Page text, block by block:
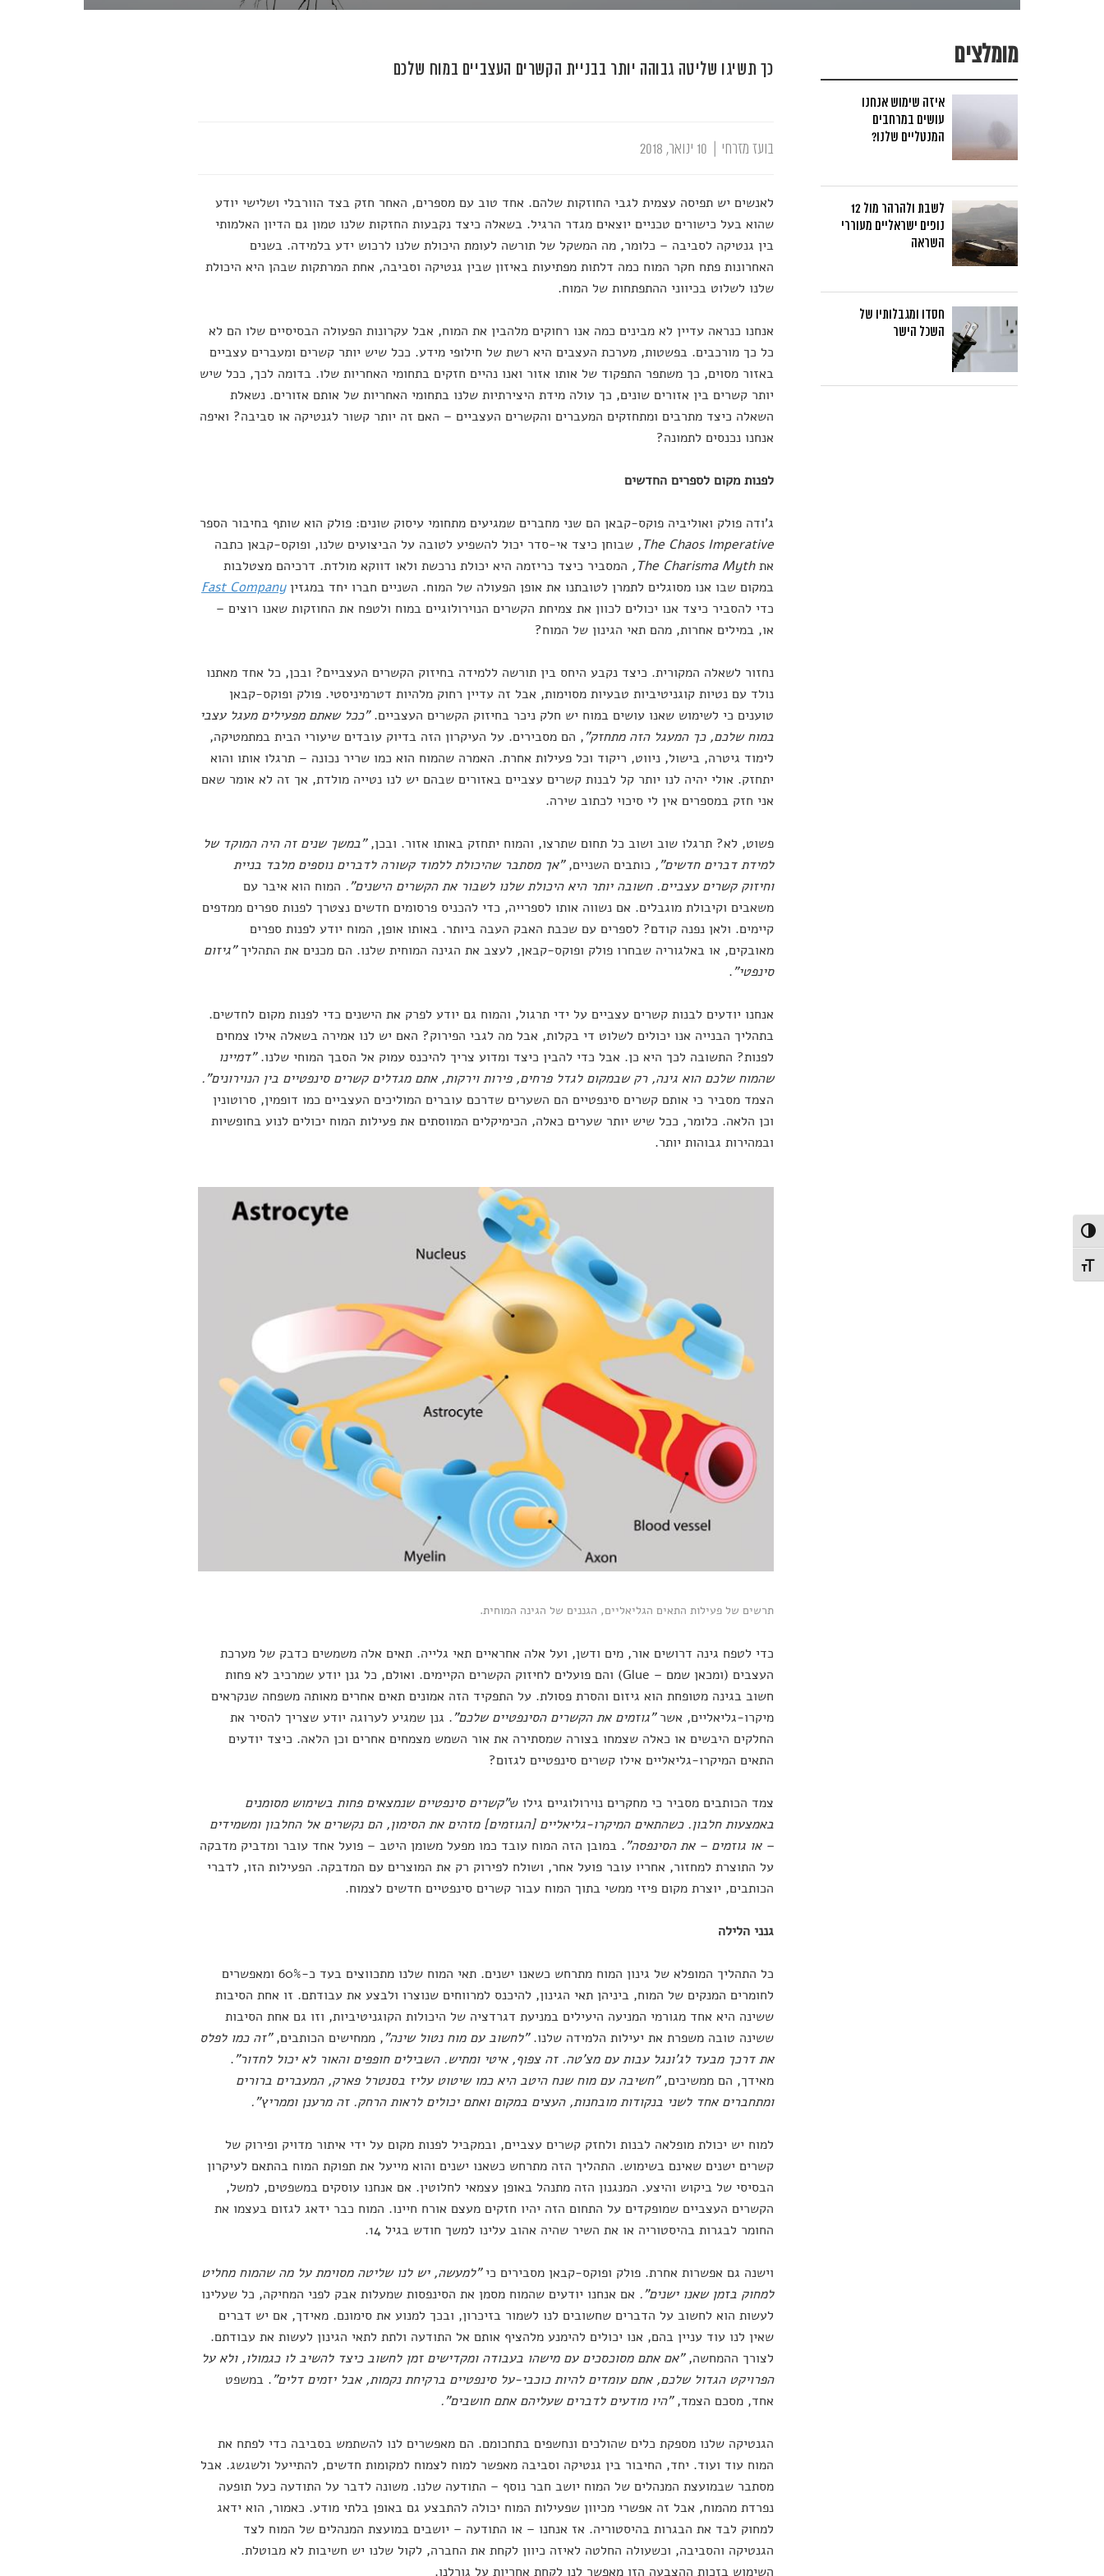
הפעל/כבה ניגודיות גבוהה
מתג גודל גופן
כך תשיגו שליטה גבוהה יותר בבניית הקשרים העצביים במוח שלכם
בועז מזרחי
לאנשים יש תפיסה עצמית לגבי החוזקות שלהם. אחד טוב עם מספרים, האחר חזק בצד הוורבלי ושלישי יודע
שהוא בעל כישורים טכניים יוצאים מגדר הרגיל. בשאלה כיצד נקבעות החזקות שלנו טמון גם הדיון האלמותי
בין גנטיקה לסביבה – כלומר, מה המשקל של תורשה לעומת היכולת שלנו לרכוש ידע בלמידה. בשנים
האחרונות פתח חקר המוח כמה דלתות מפתיעות באיזון שבין גנטיקה וסביבה, אחת המרתקות שבהן היא היכולת
שלנו לשלוט בכיווני ההתפתחות של המוח.
אנחנו כנראה עדיין לא מבינים כמה אנו רחוקים מלהבין את המוח, אבל עקרונות הפעולה הבסיסיים שלו הם לא
כל כך מורכבים. בפשטות, מערכת העצבים היא רשת של חילופי מידע. ככל שיש יותר קשרים ומעברים עצביים
באזור מסוים, כך משתפר התפקוד של אותו אזור ואנו נהיים חזקים בתחומי האחריות שלו. בדומה לכך, ככל שיש
יותר קשרים בין אזורים שונים, כך עולה מידת היצירתיות שלנו בתחומי האחריות של אותם אזורים. נשאלת
השאלה כיצד מתרבים ומתחזקים המעברים והקשרים העצביים – האם זה יותר קשור לגנטיקה או סביבה? ואיפה
אנחנו נכנסים לתמונה?
לפנות מקום לספרים החדשים
ג'ודה פולק ואוליביה פוקס-קבאן הם שני מחברים שמגיעים מתחומי עיסוק שונים: פולק הוא שותף בחיבור הספר
The Chaos Imperative, שבוחן כיצד אי-סדר יכול להשפיע לטובה על הביצועים שלנו, ופוקס-קבאן כתבה
אתThe Charisma Myth
, המסביר כיצד כריזמה היא יכולת נרכשת ולאו דווקא מולדת. דרכיהם מצטלבות
במקום שבו אנו מסוגלים לתמרן לטובתנו את אופן הפעולה של המוח. השניים חברו יחד במגזיןFast Company
כדי להסביר כיצד אנו יכולים לכוון את צמיחת הקשרים הנוירולוגיים במוח ולטפח את החוזקות שאנו רוצים –
או, במילים אחרות, מהם תאי הגינון של המוח?
נחזור לשאלה המקורית. כיצד נקבע היחס בין תורשה ללמידה בחיזוק הקשרים העצביים? ובכן, כל אחד מאתנו
נולד עם נטיות קוגניטיביות טבעיות מסוימות, אבל זה עדיין רחוק מלהיות דטרמיניסטי. פולק ופוקס-קבאן
טוענים כי לשימוש שאנו עושים במוח יש חלק ניכר בחיזוק הקשרים העצביים."ככל שאתם מפעילים מעגל עצבי
במוח שלכם, כך המעגל הזה מתחזק", הם מסבירים. על העיקרון הזה בדיוק עובדים שיעורי הבית במתמטיקה,
לימוד גיטרה, בישול, ניווט, ריקוד וכל פעילות אחרת. האמרה שהמוח הוא כמו שריר נכונה – תרגלו אותו והוא
יתחזק. אולי יהיה לנו יותר קל לבנות קשרים עצביים באזורים שבהם יש לנו נטייה מולדת, אך זה לא אומר שאם
אני חזק במספרים אין לי סיכוי לכתוב שירה.
פשוט, לא? תרגלו שוב ושוב כל תחום שתרצו, והמוח יתחזק באותו אזור. ובכן,"במשך שנים זה היה המוקד של
למידת דברים חדשים", כותבים השניים,"אך מסתבר שהיכולת ללמוד קשורה לדברים נוספים מלבד בניית
וחיזוק קשרים עצביים. חשובה יותר היא היכולת שלנו לשבור את הקשרים הישנים". המוח הוא איבר עם
משאבים וקיבולת מוגבלים. אם נשווה אותו לספרייה, כדי להכניס פרסומים חדשים נצטרך לפנות ספרים ממדפים
קיימים. ולאן נפנה קודם? לספרים עם שכבת האבק העבה ביותר. באותו אופן, המוח יודע לפנות ספרים
מאובקים, או באלגוריה שבחרו פולק ופוקס-קבאן, לעצב את הגינה המוחית שלנו. הם מכנים את התהליך"גיזום
סינפטי".
אנחנו יודעים לבנות קשרים עצביים על ידי תרגול, והמוח גם יודע לפרק את הישנים כדי לפנות מקום לחדשים.
בתהליך הבנייה אנו יכולים לשלוט די בקלות, אבל מה לגבי הפירוק? האם יש לנו אמירה בשאלה אילו צמחים
לפנות? התשובה לכך היא כן. אבל כדי להבין כיצד ומדוע צריך להיכנס עמוק אל הסבך המוחי שלנו."דמיינו
שהמוח שלכם הוא גינה, רק שבמקום לגדל פרחים, פירות וירקות, אתם מגדלים קשרים סינפטיים בין הנוירונים".
הצמד מסביר כי אותם קשרים סינפטיים הם השערים שדרכם עוברים המוליכים העצביים כמו דופמין, סרוטונין
וכן הלאה. כלומר, ככל שיש יותר שערים כאלה, הכימיקלים המווסתים את פעילות המוח יכולים לנוע בחופשיות
ובמהירות גבוהות יותר.
תרשים של פעילות התאים הגליאליים, הגננים של הגינה המוחית.
כדי לטפח גינה דרושים אור, מים ודשן, ועל אלה אחראיים תאי גלייה. תאים אלה משמשים כדבק של מערכת
העצבים (ומכאן שמם – Glue) והם פועלים לחיזוק הקשרים הקיימים. ואולם, כל גנן יודע שמרכיב לא פחות
חשוב בגינה מטופחת הוא גיזום והסרת פסולת. על התפקיד הזה אמונים תאים אחרים מאותה משפחה שנקראים
מיקרו-גליאליים, אשר"גוזמים את הקשרים הסינפטיים שלכם". גנן שמגיע לערוגה יודע שצריך להסיר את
החלקים היבשים או כאלה שצמחו בצורה שמסתירה את אור השמש מצמחים אחרים וכן הלאה. כיצד יודעים
התאים המיקרו-גליאליים אילו קשרים סינפטיים לגזום?
צמד הכותבים מסביר כי מחקרים נוירולוגיים גילו ש"קשרים סינפטיים שנמצאים פחות בשימוש מסומנים
באמצעות חלבון. כשהתאים המיקרו-גליאליים [הגוזמים] מזהים את הסימון, הם נקשרים אל החלבון ומשמידים
– או גוזמים – את הסינפסה". במובן הזה המוח עובד כמו מפעל משומן היטב – פועל אחד עובר ומדביק מדבקה
על התוצרת למחזור, אחריו עובר פועל אחר, ושולח לפירוק רק את המוצרים עם המדבקה. הפעילות הזו, לדברי
הכותבים, יוצרת מקום פיזי ממשי בתוך המוח עבור קשרים סינפטיים חדשים לצמוח.
גנני הלילה
כל התהליך המופלא של גינון המוח מתרחש כשאנו ישנים. תאי המוח שלנו מתכווצים בעד כ-60% ומאפשרים
לחומרים המנקים של המוח, ביניהן תאי הגינון, להיכנס למרווחים שנוצרו ולבצע את עבודתם. זו אחת הסיבות
ששינה היא אחד מגורמי המניעה היעילים במניעת דגרדציה של היכולות הקוגניטיביות, וזו גם אחת הסיבות
ששינה טובה משפרת את יעילות הלמידה שלנו."לחשוב עם מוח נטול שינה", ממחישים הכותבים,"זה כמו לפלס
את דרכך מבעד לג'ונגל עבות עם מצ'טה. זה צפוף, איטי ומתיש. השבילים חופפים והאור לא יכול לחדור".
מאידך, הם ממשיכים,"חשיבה עם מוח שנח היטב היא כמו שיטוט עליז בסנטרל פארק, המעברים ברורים
ומתחברים אחד לשני בנקודות מובחנות, העצים במקום ואתם יכולים לראות הרחק. זה מרענן וממריץ".
למוח יש יכולת מופלאה לבנות ולחזק קשרים עצביים, ובמקביל לפנות מקום על ידי איתור מדויק ופירוק של
קשרים ישנים שאינם בשימוש. התהליך הזה מתרחש כשאנו ישנים והוא מייעל את תפוקת המוח בהתאם לעיקרון
הבסיסי של ביקוש והיצע. המנגנון הזה מתנהל באופן עצמאי לחלוטין. אם אנחנו עוסקים במשפטים, למשל,
הקשרים העצביים שמופקדים על התחום הזה יהיו חזקים מעצם אורח חיינו. המוח כבר ידאג לגזום בעצמו את
החומר לבגרות בהיסטוריה או את השיר שהיה אהוב עלינו למשך חודש בגיל 14.
וישנה גם אפשרות אחרת. פולק ופוקס-קבאן מסבירים כי"למעשה, יש לנו שליטה מסוימת על מה שהמוח מחליט
למחוק בזמן שאנו ישנים". אם אנחנו יודעים שהמוח מסמן את הסינפסות שמעלות אבק לפני המחיקה, כל שעלינו
לעשות הוא לחשוב על הדברים שחשובים לנו לשמור בזיכרון, ובכך למנוע את סימונם. מאידך, אם יש דברים
שאין לנו עוד עניין בהם, אנו יכולים להימנע מלהציף אותם אל התודעה ולתת לתאי הגינון לעשות את עבודתם.
לצורך ההמחשה,"אם אתם מסוכסכים עם מישהו בעבודה ומקדישים זמן לחשוב כיצד להשיב לו כגמולו, ולא על
הפרויקט הגדול שלכם, אתם עומדים להיות כוכבי-על סינפטיים ברקיחת נקמות, אבל יזמים דלים". במשפט
אחד, מסכם הצמד,"היו מודעים לדברים שעליהם אתם חושבים".
הגנטיקה שלנו מספקת כלים שהולכים ונחשפים בתחכומם. הם מאפשרים לנו להשתמש בסביבה כדי לפתח את
המוח עוד ועוד. יחד, החיבור בין גנטיקה וסביבה מאפשר למוח לצמוח למקומות חדשים, להתייעל ולשגשג. אבל
מסתבר שבמועצת המנהלים של המוח יושב חבר נוסף – התודעה שלנו. משונה לדבר על התודעה כעל תופעה
נפרדת מהמוח, אבל זה אפשרי מכיוון שפעילות המוח יכולה להתבצע גם באופן בלתי מודע. כאמור, הוא ידאג
למחוק לבד את הבגרות בהיסטוריה. אז אנחנו – או התודעה – יושבים במועצת המנהלים של המוח לצד
הגנטיקה והסביבה, וכשעולה החלטה לאיזה כיוון לקחת את החברה, לקול שלנו יש חשיבות לא מבוטלת.
השימוש בזכות ההצבעה הזו מאפשר לנו לקחת אחריות על גורלנו.
מומלצים
איזה שימוש אנחנו
עושים במרחבים
המנטליים שלנו?
לשבת ולהרהר מול 12
נופים ישראליים מעוררי
השראה
חסדו ומגבלותיו של
השכל הישר